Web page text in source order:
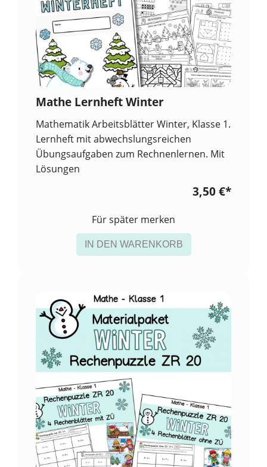
Mathe Lernheft Winter
Mathematik Arbeitsblätter Winter, Klasse 1.
Lernheft mit abwechslungsreichen
Übungsaufgaben zum Rechnenlernen. Mit
Lösungen
3,50 €*
Für später merken
IN DEN WARENKORB